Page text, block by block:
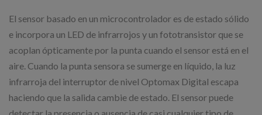
El sensor basado en un microcontrolador es de estado sólido
e incorpora un LED de infrarrojos y un fototransistor que se
acoplan ópticamente por la punta cuando el sensor está en el
aire. Cuando la punta sensora se sumerge en líquido, la luz
infrarroja del interruptor de nivel Optomax Digital escapa
haciendo que la salida cambie de estado. El sensor puede